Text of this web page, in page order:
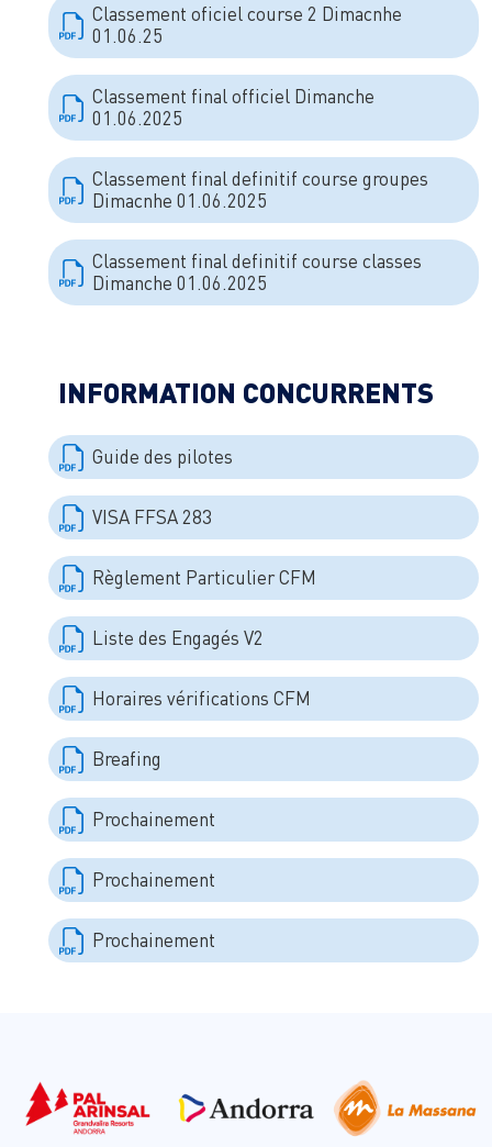
Classement oficiel course 2 Dimacnhe
01.06.25
Classement final officiel Dimanche
01.06.2025
Classement final definitif course groupes
Dimacnhe 01.06.2025
Classement final definitif course classes
Dimanche 01.06.2025
INFORMATION CONCURRENTS
Guide des pilotes
VISA FFSA 283
Règlement Particulier CFM
Liste des Engagés V2
Horaires vérifications CFM
Breafing
Prochainement
Prochainement
Prochainement